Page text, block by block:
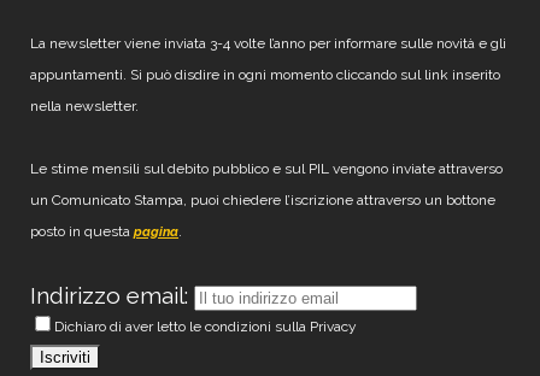
La newsletter viene inviata 3-4 volte l’anno per informare sulle novità e gli
appuntamenti. Si può disdire in ogni momento cliccando sul link inserito
nella newsletter.
Le stime mensili sul debito pubblico e sul PIL vengono inviate attraverso
un Comunicato Stampa, puoi chiedere l’iscrizione attraverso un bottone
posto in questa pagina.
Indirizzo email:
Dichiaro di aver letto le condizioni sulla Privacy